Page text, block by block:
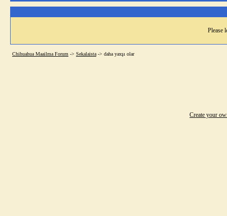
Please
Chihuahua Maailma Forum -> Sekalaista -> daha yaxşı olar
Create your